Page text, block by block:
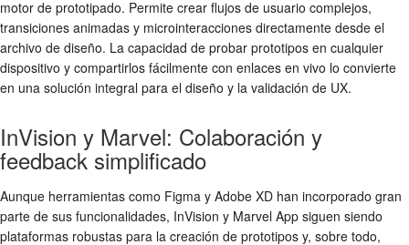
motor de prototipado. Permite crear flujos de usuario complejos,
transiciones animadas y microinteracciones directamente desde el
archivo de diseño. La capacidad de probar prototipos en cualquier
dispositivo y compartirlos fácilmente con enlaces en vivo lo convierte
en una solución integral para el diseño y la validación de UX.
InVision y Marvel: Colaboración y
feedback simplificado
Aunque herramientas como Figma y Adobe XD han incorporado gran
parte de sus funcionalidades, InVision y Marvel App siguen siendo
plataformas robustas para la creación de prototipos y, sobre todo,